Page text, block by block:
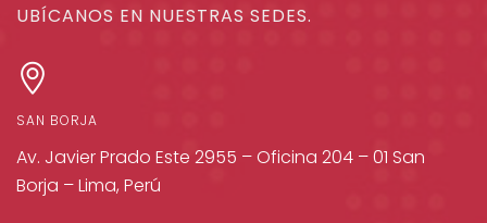
UBÍCANOS EN NUESTRAS SEDES.
SAN BORJA
Av. Javier Prado Este 2955 – Oficina 204 – 01 San
Borja – Lima, Perú